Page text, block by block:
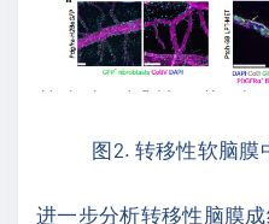
图2. 转移性软脑膜
进一步分析转移性脑膜